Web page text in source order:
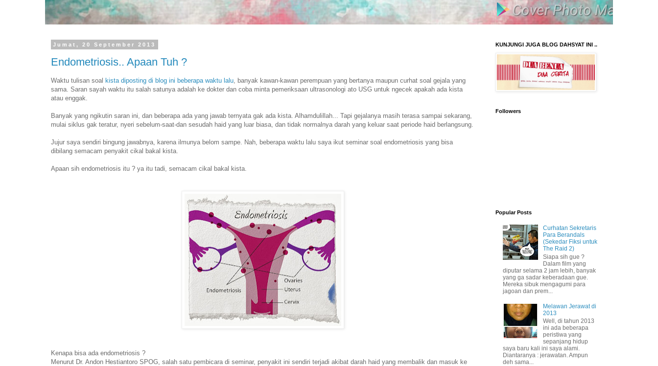
Jumat, 20 September 2013
Endometriosis.. Apaan Tuh ?
Waktu tulisan soal kista diposting di blog ini beberapa waktu lalu , banyak kawan-kawan perempuan yang bertanya maupun curhat soal gejala yang
sama. Saran sayah waktu itu salah satunya adalah ke dokter dan coba minta pemeriksaan ultrasonologi ato USG untuk ngecek apakah ada kista
atau enggak.
Banyak yang ngikutin saran ini, dan beberapa ada yang jawab ternyata gak ada kista. Alhamdulillah... Tapi gejalanya masih terasa sampai sekarang,
mulai siklus gak teratur, nyeri sebelum-saat-dan sesudah haid yang luar biasa, dan tidak normalnya darah yang keluar saat periode haid berlangsung.
Jujur saya sendiri bingung jawabnya, karena ilmunya belom sampe. Nah, beberapa waktu lalu saya ikut seminar soal endometriosis yang bisa
dibilang semacam penyakit cikal bakal kista.
Apaan sih endometriosis itu ? ya itu tadi, semacam cikal bakal kista.
Kenapa bisa ada endometriosis ?
Menurut Dr. Andon Hestiantoro SPOG, salah satu pembicara di seminar, penyakit ini sendiri terjadi akibat darah haid yang membalik dan masuk ke
KUNJUNGI JUGA BLOG DAHSYAT INI ..
Followers
Popular Posts
Curhatan Sekretaris
Para Berandals
(Sekedar Fiksi untuk
The Raid 2)
Siapa sih gue ?
Dalam film yang
diputar selama 2 jam lebih, banyak
yang ga sadar keberadaan gue.
Mereka sibuk mengagumi para
jagoan dan prem...
Melawan Jerawat di
2013
Well, di tahun 2013
ini ada beberapa
peristiwa yang
sepanjang hidup
saya baru kali ini saya alami.
Diantaranya : jerawatan. Ampun
deh sama...